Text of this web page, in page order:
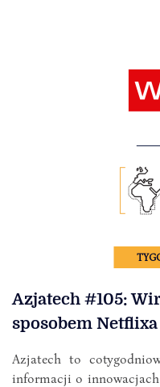
Azjatech #105:
sposobem
Azjatech to
informacji o